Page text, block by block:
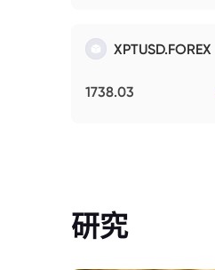
XPTUSD.FOREX
1738.03
研究